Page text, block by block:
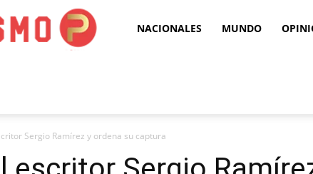
Puro NACIONALES MUNDO
Sergio Ramírez y ordena su captura